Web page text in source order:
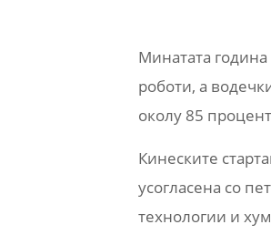
Минатата
роботи, а
околу 85
Кинеските
усогласена со
технологии и